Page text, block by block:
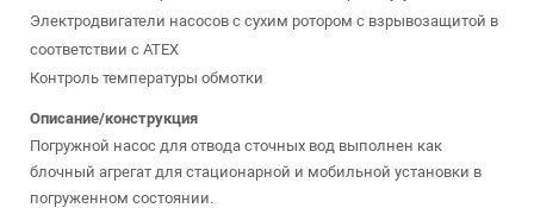
Электродвигатели насосов с сухим ротором с взрывозащитой в
соответствии с ATEX
Контроль температуры обмотки
Описание/конструкция
Погружной насос для отвода сточных вод выполнен как
блочный агрегат для стационарной и мобильной установки в
погруженном состоянии.